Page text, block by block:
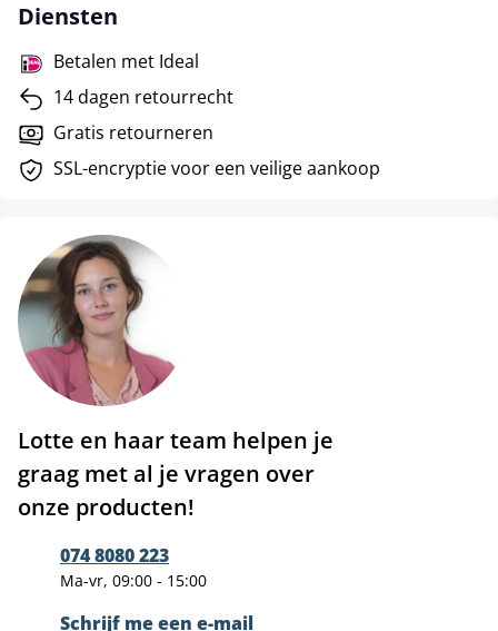
Diensten
Betalen met Ideal
14 dagen retourrecht
Gratis retourneren
SSL-encryptie voor een veilige aankoop
Lotte en haar team helpen je
graag met al je vragen over
onze producten!
074 8080 223
Ma-vr, 09:00 - 15:00
Schrijf me een e-mail